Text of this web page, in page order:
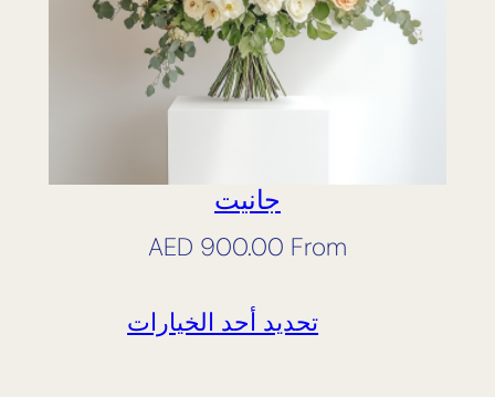
جانيت
From
AED 900.00
تحديد أحد الخيارات